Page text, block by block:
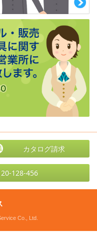
カタログ請求
128-456
Co., Ltd.